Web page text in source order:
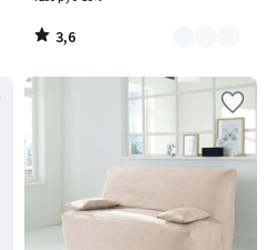
3,6
/